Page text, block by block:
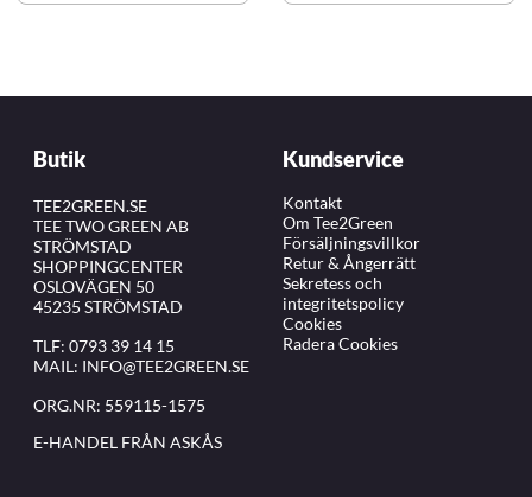
Butik
TEE2GREEN.SE
TEE TWO GREEN AB
STRÖMSTAD
SHOPPINGCENTER
OSLOVÄGEN 50
45235 STRÖMSTAD
TLF: 0793 39 14 15
MAIL: INFO@TEE2GREEN.SE
ORG.NR: 559115-1575
E-HANDEL FRÅN ASKÅS
Kundservice
Kontakt
Om Tee2Green
Försäljningsvillkor
Retur & Ångerrätt
Sekretess och
integritetspolicy
Cookies
Radera Cookies